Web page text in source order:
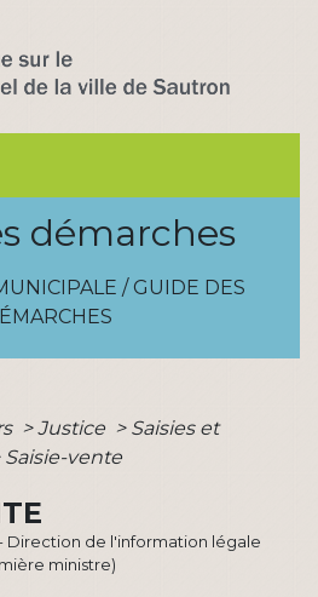
démarches
/ GUIDE DES
> Justice > Saisies et
Saisie-vente
Direction de l'information légale
ministre)